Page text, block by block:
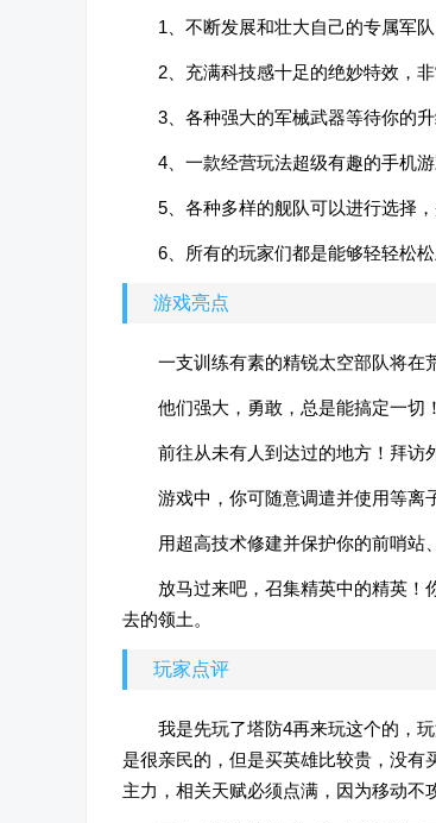
1、不断发展和壮大自己的专属军
2、充满科技感十足的绝妙特效，
3、各种强大的军械武器等待你的
4、一款经营玩法超级有趣的手机
5、各种多样的舰队可以进行选择
6、所有的玩家们都是能够轻轻松
游戏亮点
一支训练有素的精锐太空部队将在
他们强大，勇敢，总是能搞定一切
前往从未有人到达过的地方！拜访
游戏中，你可随意调遣并使用等离
用超高技术修建并保护你的前哨站
放马过来吧，召集精英中的精英！
去的领土。
玩家点评
我是先玩了塔防4再来玩这个的，
是很亲民的，但是买英雄比较贵，没有
主力，相关天赋必须点满，因为移动不